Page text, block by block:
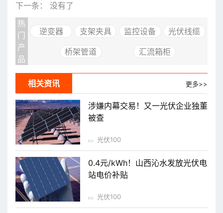
下一条： 没有了
热
门
产
品
逆变器 支架夹具 监控设备 光伏线缆
桥架管道 汇流箱柜
相关资讯 更多>>
涉嫌内幕交易！又一光伏企业独董
被查
光伏100
0.4元/kWh！山西沁水发放光伏电
站电价补贴
光伏100